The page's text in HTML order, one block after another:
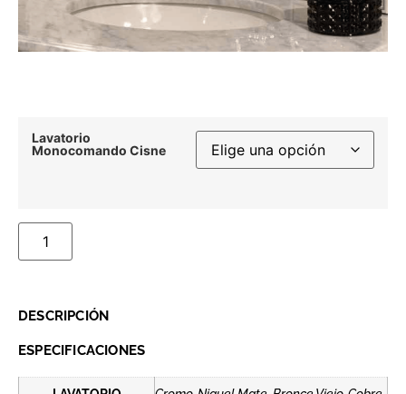
Lavatorio
Monocomando Cisne
DESCRIPCIÓN
ESPECIFICACIONES